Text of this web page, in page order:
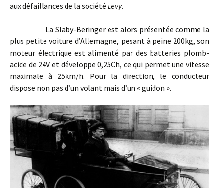
aux défaillances de la société Levy.
La Slaby-Beringer est alors présentée comme la
plus petite voiture d’Allemagne, pesant à peine 200kg, son
moteur électrique est alimenté par des batteries plomb-
acide de 24V et développe 0,25Ch, ce qui permet une vitesse
maximale à 25km/h. Pour la direction, le conducteur
dispose non pas d’un volant mais d’un « guidon ».